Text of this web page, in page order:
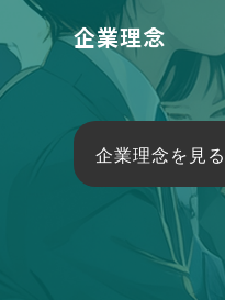
企業理念
企業理念を見る